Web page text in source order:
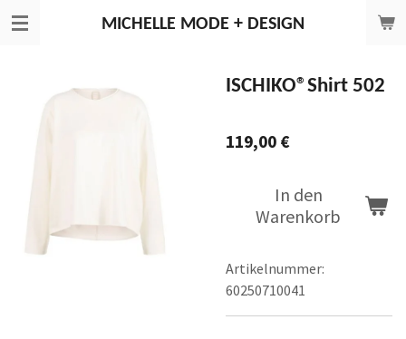
Zum
MICHELLE MODE + DESIGN
ISCHIKO®Shirt 502
119,00 €
In den
Warenkorb
Artikelnummer:
60250710041